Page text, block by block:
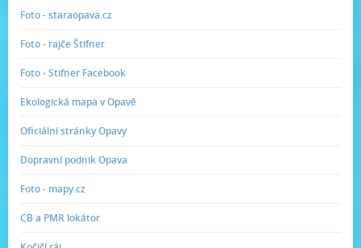
Foto - staraopava.cz
Foto - rajče Štifner
Foto - Stifner Facebook
Ekologická mapa v Opavě
Oficiální stránky Opavy
Dopravní podnik Opava
Foto - mapy.cz
CB a PMR lokátor